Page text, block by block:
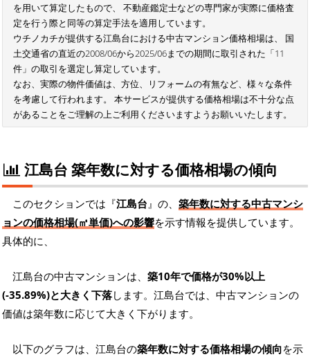
を用いて算定したもので、 不動産鑑定士などの専門家が実際に価格査
定を行う際と同等の算定手法を適用しています。
ウチノカチが提供する江島台における中古マンション価格相場は、 国
土交通省の直近の2008/06から2025/06までの期間に取引された「11
件」の取引を選定し算定しています。
なお、実際の物件価値は、方位、リフォームの有無など、様々な条件
を考慮して行われます。 本サービスが提供する価格相場は不十分な点
があることをご理解の上ご利用くださいますようお願いいたします。
江島台 築年数に対する価格相場の傾向
このセクションでは『江島台』の、 築年数に対する中古マンシ
ョンの価格相場(㎡単価)への影響を示す情報を提供しています。
具体的に、
江島台の中古マンションは、 築10年で価格が30%以上
(-35.89%)と大きく下落します。江島台では、中古マンションの
価値は築年数に応じて大きく下がります。
以下のグラフは、江島台の築年数に対する価格相場の傾向を示